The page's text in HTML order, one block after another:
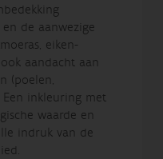
en de aanwezige
eiken-
aandacht aan
(poelen,
inkleuring met
waarde en
indruk van de